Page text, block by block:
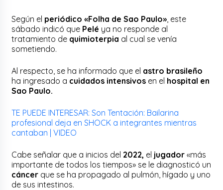
Según el periódico «Folha de Sao Paulo» , este
sábado indicó que Pelé ya no responde al
tratamiento de quimioterpia al cual se venía
sometiendo.
Al respecto, se ha informado que el astro brasileño
ha ingresado a cuidados intensivos en el hospital en
Sao Paulo.
TE PUEDE INTERESAR: Son Tentación: Bailarina
profesional deja en SHOCK a integrantes mientras
cantaban | VIDEO
Cabe señalar que a inicios del 2022, el jugador«más
importante de todos los tiempos» se le diagnosticó un
cáncer que se ha propagado al pulmón, hígado y uno
de sus intestinos.